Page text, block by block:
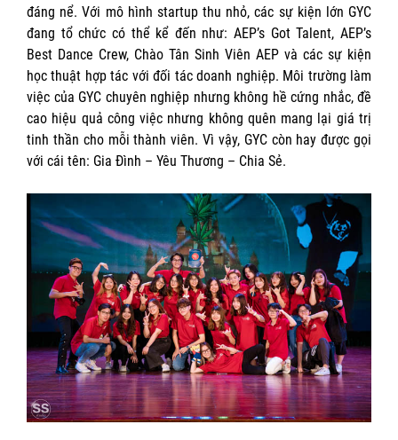
đáng nể. Với mô hình startup thu nhỏ, các sự kiện lớn GYC
đang tổ chức có thể kể đến như: AEP’s Got Talent, AEP’s
Best Dance Crew, Chào Tân Sinh Viên AEP và các sự kiện
học thuật hợp tác với đối tác doanh nghiệp. Môi trường làm
việc của GYC chuyên nghiệp nhưng không hề cứng nhắc, đề
cao hiệu quả công việc nhưng không quên mang lại giá trị
tinh thần cho mỗi thành viên. Vì vậy, GYC còn hay được gọi
với cái tên: Gia Đình – Yêu Thương – Chia Sẻ.